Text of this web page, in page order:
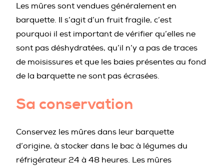
Les mûres sont vendues généralement en
barquette. Il s’agit d’un fruit fragile, c’est
pourquoi il est important de vérifier qu’elles ne
sont pas déshydratées, qu’il n’y a pas de traces
de moisissures et que les baies présentes au fond
de la barquette ne sont pas écrasées.
Sa conservation
Conservez les mûres dans leur barquette
d’origine, à stocker dans le bac à légumes du
réfrigérateur 24 à 48 heures. Les mûres